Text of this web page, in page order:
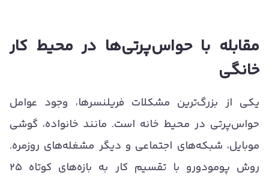
مقابله با حواس‌پرتی‌ها در محیط کار
خانگی
یکی از بزرگ‌ترین مشکلات فریلنسرها، وجود عوامل
حواس‌پرتی در محیط خانه است. مانند خانواده، گوشی
موبایل، شبکه‌های اجتماعی و دیگر مشغله‌های روزمره.
روش پومودورو با تقسیم کار به بازه‌های کوتاه ۲۵